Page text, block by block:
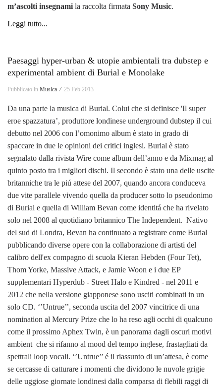
m’ascolti insegnami la raccolta firmata Sony Music.
Leggi tutto...
Paesaggi hyper-urban & utopie ambientali tra dubstep e
experimental ambient di Burial e Monolake
Pubblicato in Musica ⁄ 25 Feb 2013
Da una parte la musica di Burial. Colui che si definisce 'Il super
eroe spazzatura’, produttore londinese underground dubstep il cui
debutto nel 2006 con l’omonimo album è stato in grado di
spaccare in due le opinioni dei critici inglesi. Burial è stato
segnalato dalla rivista Wire come album dell’anno e da Mixmag al
quinto posto tra i migliori dischi. Il secondo è stato una delle uscite
britanniche tra le piú attese del 2007, quando ancora conduceva
due vite parallele vivendo quella da producer sotto lo pseudonimo
di Burial e quella di William Bevan come identitá che ha rivelato
solo nel 2008 al quotidiano britannico The Independent. Nativo
del sud di Londra, Bevan ha continuato a registrare come Burial
pubblicando diverse opere con la collaborazione di artisti del
calibro dell'ex compagno di scuola Kieran Hebden (Four Tet),
Thom Yorke, Massive Attack, e Jamie Woon e i due EP
supplementari Hyperdub - Street Halo e Kindred - nel 2011 e
2012 che nella versione giapponese sono usciti combinati in un
solo CD. ‘’Untrue’’, seconda uscita del 2007 vincitrice di una
nomination al Mercury Prize che lo ha reso agli occhi di qualcuno
come il prossimo Aphex Twin, è un panorama dagli oscuri motivi
ambient che si rifanno al mood del tempo inglese, frastagliati da
spettrali loop vocali. ‘’Untrue’’ é il riassunto di un’attesa, è come
se cercasse di catturare i momenti che dividono le nuvole grigie
delle uggiose giornate londinesi dalla comparsa di flebili raggi di